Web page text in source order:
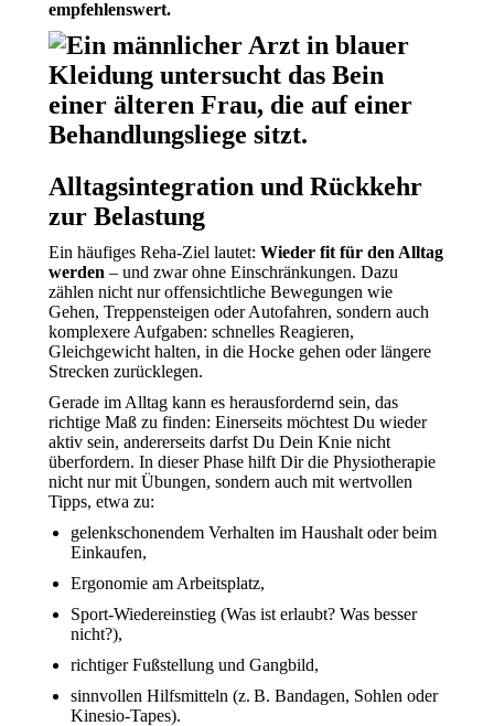
empfehlenswert.
Alltagsintegration und Rückkehr
zur Belastung
Ein häufiges Reha-Ziel lautet: Wieder fit für den Alltag
werden – und zwar ohne Einschränkungen. Dazu
zählen nicht nur offensichtliche Bewegungen wie
Gehen, Treppensteigen oder Autofahren, sondern auch
komplexere Aufgaben: schnelles Reagieren,
Gleichgewicht halten, in die Hocke gehen oder längere
Strecken zurücklegen.
Gerade im Alltag kann es herausfordernd sein, das
richtige Maß zu finden: Einerseits möchtest Du wieder
aktiv sein, andererseits darfst Du Dein Knie nicht
überfordern. In dieser Phase hilft Dir die Physiotherapie
nicht nur mit Übungen, sondern auch mit wertvollen
Tipps, etwa zu:
gelenkschonendem Verhalten im Haushalt oder beim
Einkaufen,
Ergonomie am Arbeitsplatz,
Sport-Wiedereinstieg (Was ist erlaubt? Was besser
nicht?),
richtiger Fußstellung und Gangbild,
sinnvollen Hilfsmitteln (z. B. Bandagen, Sohlen oder
Kinesio-Tapes).